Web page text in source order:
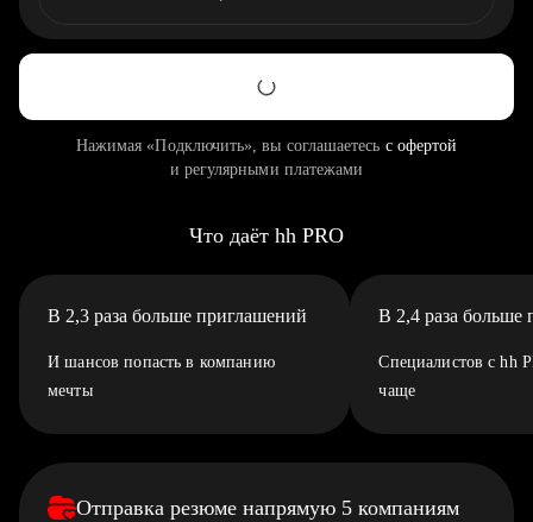
Нажимая «Подключить», вы соглашаетесь с офертой
и регулярными платежами
Что даёт hh PRO
В 2,3 раза больше приглашений
И шансов попасть в компанию
мечты
В 2,4 раза больше
Специалистов с hh
чаще
Отправка резюме напрямую 5 компаниям